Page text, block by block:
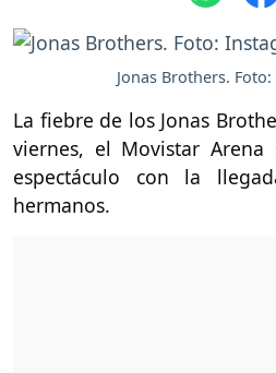
Jonas Brothers.
La fiebre de los Jonas
viernes, el Movistar
espectáculo con la
hermanos.